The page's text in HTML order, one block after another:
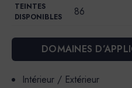
TEINTES
DISPONIBLES
86
DOMAINES
Intérieur / Extérieur